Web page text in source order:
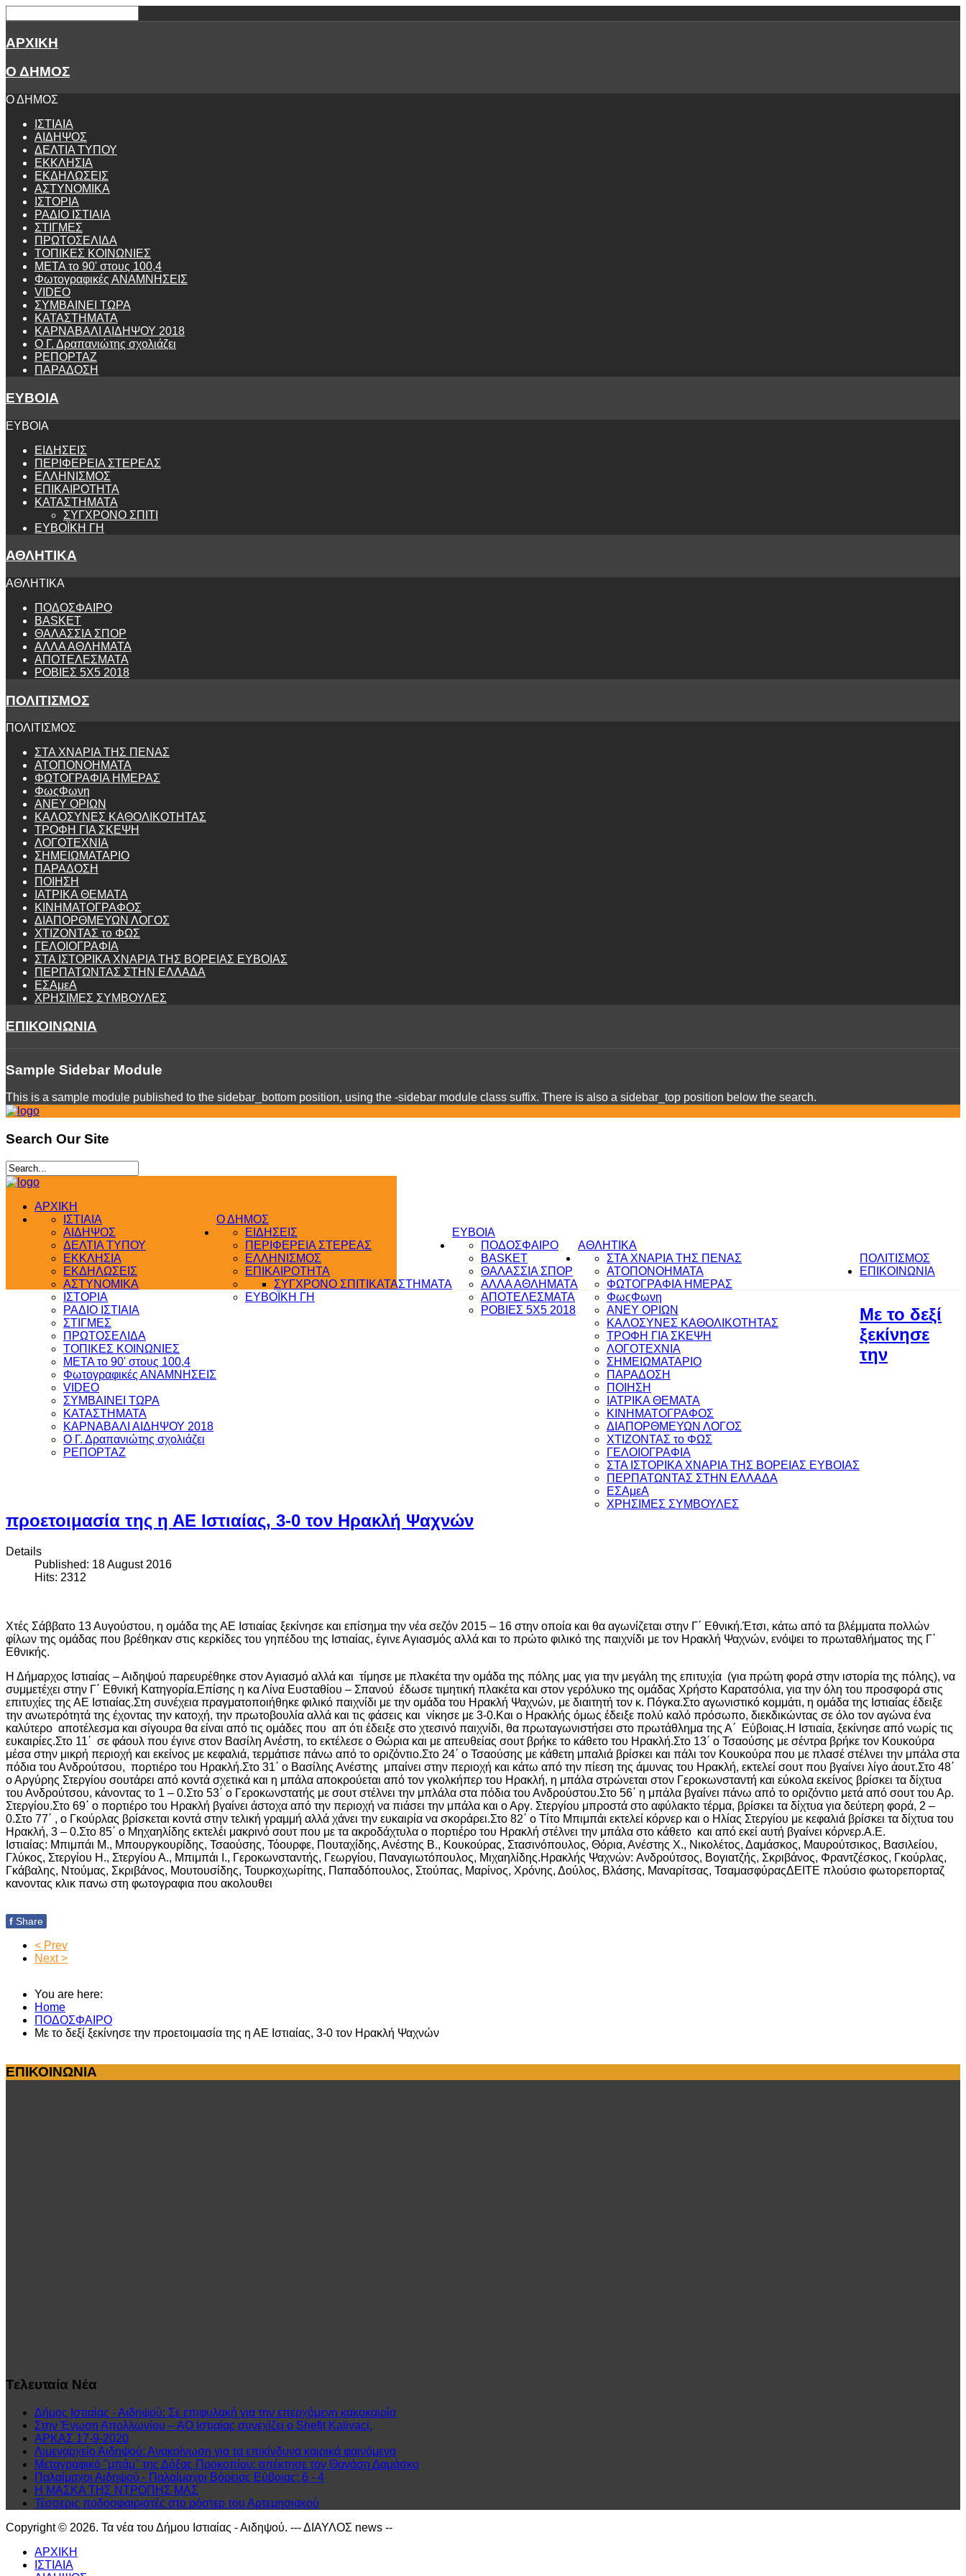
ΑΡΧΙΚΗ
Ο ΔΗΜΟΣ
Ο ΔΗΜΟΣ
ΙΣΤΙΑΙΑ
ΑΙΔΗΨΟΣ
ΔΕΛΤΙΑ ΤΥΠΟΥ
ΕΚΚΛΗΣΙΑ
ΕΚΔΗΛΩΣΕΙΣ
ΑΣΤΥΝΟΜΙΚΑ
ΙΣΤΟΡΙΑ
ΡΑΔΙΟ ΙΣΤΙΑΙΑ
ΣΤΙΓΜΕΣ
ΠΡΩΤΟΣΕΛΙΔΑ
ΤΟΠΙΚΕΣ ΚΟΙΝΩΝΙΕΣ
ΜΕΤΑ το 90' στους 100,4
Φωτογραφικές ΑΝΑΜΝΗΣΕΙΣ
VIDEO
ΣΥΜΒΑΙΝΕΙ ΤΩΡΑ
ΚΑΤΑΣΤΗΜΑΤΑ
ΚΑΡΝΑΒΑΛΙ ΑΙΔΗΨΟΥ 2018
Ο Γ. Δραπανιώτης σχολιάζει
ΡΕΠΟΡΤΑΖ
ΠΑΡΑΔΟΣΗ
ΕΥΒΟΙΑ
ΕΥΒΟΙΑ
ΕΙΔΗΣΕΙΣ
ΠΕΡΙΦΕΡΕΙΑ ΣΤΕΡΕΑΣ
ΕΛΛΗΝΙΣΜΟΣ
ΕΠΙΚΑΙΡΟΤΗΤΑ
ΚΑΤΑΣΤΗΜΑΤΑ
ΣΥΓΧΡΟΝΟ ΣΠΙΤΙ
ΕΥΒΟΪΚΗ ΓΗ
ΑΘΛΗΤΙΚΑ
ΑΘΛΗΤΙΚΑ
ΠΟΔΟΣΦΑΙΡΟ
BASKET
ΘΑΛΑΣΣΙΑ ΣΠΟΡ
ΑΛΛΑ ΑΘΛΗΜΑΤΑ
ΑΠΟΤΕΛΕΣΜΑΤΑ
ΡΟΒΙΕΣ 5Χ5 2018
ΠΟΛΙΤΙΣΜΟΣ
ΠΟΛΙΤΙΣΜΟΣ
ΣΤΑ ΧΝΑΡΙΑ ΤΗΣ ΠΕΝΑΣ
ΑΤΟΠΟΝΟΗΜΑΤΑ
ΦΩΤΟΓΡΑΦΙΑ ΗΜΕΡΑΣ
ΦωςΦωνη
ANEY ΟΡΙΩΝ
ΚΑΛΟΣΥΝΕΣ ΚΑΘΟΛΙΚΟΤΗΤΑΣ
ΤΡΟΦΗ ΓΙΑ ΣΚΕΨΗ
ΛΟΓΟΤΕΧΝΙΑ
ΣΗΜΕΙΩΜΑΤΑΡΙΟ
ΠΑΡΑΔΟΣΗ
ΠΟΙΗΣΗ
ΙΑΤΡΙΚΑ ΘΕΜΑΤΑ
ΚΙΝΗΜΑΤΟΓΡΑΦΟΣ
ΔΙΑΠΟΡΘΜΕΥΩΝ ΛΟΓΟΣ
ΧΤΙΖΟΝΤΑΣ το ΦΩΣ
ΓΕΛΟΙΟΓΡΑΦΙΑ
ΣΤΑ ΙΣΤΟΡΙΚΑ ΧΝΑΡΙΑ ΤΗΣ ΒΟΡΕΙΑΣ ΕΥΒΟΙΑΣ
ΠΕΡΠΑΤΩΝΤΑΣ ΣΤΗΝ ΕΛΛΑΔΑ
ΕΣΑμεΑ
ΧΡΗΣΙΜΕΣ ΣΥΜΒΟΥΛΕΣ
ΕΠΙΚΟΙΝΩΝΙΑ
Sample Sidebar Module
This is a sample module published to the sidebar_bottom position, using the -sidebar module class suffix. There is also a sidebar_top position below the search.
Search Our Site
ΑΡΧΙΚΗ
Ο ΔΗΜΟΣ
ΙΣΤΙΑΙΑ
ΑΙΔΗΨΟΣ
ΔΕΛΤΙΑ ΤΥΠΟΥ
ΕΚΚΛΗΣΙΑ
ΕΚΔΗΛΩΣΕΙΣ
ΑΣΤΥΝΟΜΙΚΑ
ΙΣΤΟΡΙΑ
ΡΑΔΙΟ ΙΣΤΙΑΙΑ
ΣΤΙΓΜΕΣ
ΠΡΩΤΟΣΕΛΙΔΑ
ΤΟΠΙΚΕΣ ΚΟΙΝΩΝΙΕΣ
ΜΕΤΑ το 90' στους 100,4
Φωτογραφικές ΑΝΑΜΝΗΣΕΙΣ
VIDEO
ΣΥΜΒΑΙΝΕΙ ΤΩΡΑ
ΚΑΤΑΣΤΗΜΑΤΑ
ΚΑΡΝΑΒΑΛΙ ΑΙΔΗΨΟΥ 2018
Ο Γ. Δραπανιώτης σχολιάζει
ΡΕΠΟΡΤΑΖ
ΕΥΒΟΙΑ
ΕΙΔΗΣΕΙΣ
ΠΕΡΙΦΕΡΕΙΑ ΣΤΕΡΕΑΣ
ΕΛΛΗΝΙΣΜΟΣ
ΕΠΙΚΑΙΡΟΤΗΤΑ
ΚΑΤΑΣΤΗΜΑΤΑ
ΣΥΓΧΡΟΝΟ ΣΠΙΤΙ
ΕΥΒΟΪΚΗ ΓΗ
ΑΘΛΗΤΙΚΑ
ΠΟΔΟΣΦΑΙΡΟ
BASKET
ΘΑΛΑΣΣΙΑ ΣΠΟΡ
ΑΛΛΑ ΑΘΛΗΜΑΤΑ
ΑΠΟΤΕΛΕΣΜΑΤΑ
ΡΟΒΙΕΣ 5Χ5 2018
ΠΟΛΙΤΙΣΜΟΣ
ΣΤΑ ΧΝΑΡΙΑ ΤΗΣ ΠΕΝΑΣ
ΑΤΟΠΟΝΟΗΜΑΤΑ
ΦΩΤΟΓΡΑΦΙΑ ΗΜΕΡΑΣ
ΦωςΦωνη
ANEY ΟΡΙΩΝ
ΚΑΛΟΣΥΝΕΣ ΚΑΘΟΛΙΚΟΤΗΤΑΣ
ΤΡΟΦΗ ΓΙΑ ΣΚΕΨΗ
ΛΟΓΟΤΕΧΝΙΑ
ΣΗΜΕΙΩΜΑΤΑΡΙΟ
ΠΑΡΑΔΟΣΗ
ΠΟΙΗΣΗ
ΙΑΤΡΙΚΑ ΘΕΜΑΤΑ
ΚΙΝΗΜΑΤΟΓΡΑΦΟΣ
ΔΙΑΠΟΡΘΜΕΥΩΝ ΛΟΓΟΣ
ΧΤΙΖΟΝΤΑΣ το ΦΩΣ
ΓΕΛΟΙΟΓΡΑΦΙΑ
ΣΤΑ ΙΣΤΟΡΙΚΑ ΧΝΑΡΙΑ ΤΗΣ ΒΟΡΕΙΑΣ ΕΥΒΟΙΑΣ
ΠΕΡΠΑΤΩΝΤΑΣ ΣΤΗΝ ΕΛΛΑΔΑ
ΕΣΑμεΑ
ΧΡΗΣΙΜΕΣ ΣΥΜΒΟΥΛΕΣ
ΕΠΙΚΟΙΝΩΝΙΑ
Με το δεξί
ξεκίνησε
την
προετοιμασία της η ΑΕ Ιστιαίας, 3-0 τον Ηρακλή Ψαχνών
Details
Published: 18 August 2016
Hits: 2312
Χτές Σάββατο 13 Αυγούστου, η ομάδα της ΑΕ Ιστιαίας ξεκίνησε και επίσημα την νέα σεζόν 2015 – 16 στην οποία και θα αγωνίζεται στην Γ΄ Εθνική.Έτσι, κάτω από τα βλέμματα πολλών
φίλων της ομάδας που βρέθηκαν στις κερκίδες του γηπέδου της Ιστιαίας, έγινε Αγιασμός αλλά και το πρώτο φιλικό της παιχνίδι με τον Ηρακλή Ψαχνών, ενόψει το πρωταθλήματος της Γ΄
Εθνικής.
Η Δήμαρχος Ιστιαίας – Αιδηψού παρευρέθηκε στον Αγιασμό αλλά και τίμησε με πλακέτα την ομάδα της πόλης μας για την μεγάλη της επιτυχία (για πρώτη φορά στην ιστορία της πόλης), να
συμμετέχει στην Γ΄ Εθνική Κατηγορία.Επίσης η κα Λίνα Ευσταθίου – Σπανού έδωσε τιμητική πλακέτα και στον γερόλυκο της ομάδας Χρήστο Καρατσόλια, για την όλη του προσφορά στις
επιτυχίες της ΑΕ Ιστιαίας.Στη συνέχεια πραγματοποιήθηκε φιλικό παιχνίδι με την ομάδα του Ηρακλή Ψαχνών, με διαιτητή τον κ. Πόγκα.Στο αγωνιστικό κομμάτι, η ομάδα της Ιστιαίας έδειξε
την ανωτερότητά της έχοντας την κατοχή, την πρωτοβουλία αλλά και τις φάσεις και νίκησε με 3-0.Και ο Ηρακλής όμως έδειξε πολύ καλό πρόσωπο, διεκδικώντας σε όλο τον αγώνα ένα
καλύτερο αποτέλεσμα και σίγουρα θα είναι από τις ομάδες που απ ότι έδειξε στο χτεσινό παιχνίδι, θα πρωταγωνιστήσει στο πρωτάθλημα της Α΄ Εύβοιας.Η Ιστιαία, ξεκίνησε από νωρίς τις
ευκαιρίες.Στο 11΄ σε φάουλ που έγινε στον Βασίλη Ανέστη, το εκτέλεσε ο Θώρια και με απευθείας σουτ βρήκε το κάθετο του Ηρακλή.Στο 13΄ ο Τσαούσης με σέντρα βρήκε τον Κουκούρα
μέσα στην μικρή περιοχή και εκείνος με κεφαλιά, τερμάτισε πάνω από το οριζόντιο.Στο 24΄ ο Τσαούσης με κάθετη μπαλιά βρίσκει και πάλι τον Κουκούρα που με πλασέ στέλνει την μπάλα στα
πόδια του Ανδρούτσου, πορτιέρο του Ηρακλή.Στο 31΄ ο Βασίλης Ανέστης μπαίνει στην περιοχή και κάτω από την πίεση της άμυνας του Ηρακλή, εκτελεί σουτ που βγαίνει λίγο άουτ.Στο 48΄
ο Αργύρης Στεργίου σουτάρει από κοντά σχετικά και η μπάλα αποκρούεται από τον γκολκήπερ του Ηρακλή, η μπάλα στρώνεται στον Γεροκωνσταντή και εύκολα εκείνος βρίσκει τα δίχτυα
του Ανδρούτσου, κάνοντας το 1 – 0.Στο 53΄ ο Γεροκωνστατής με σουτ στέλνει την μπλάλα στα πόδια του Ανδρούστου.Στο 56΄ η μπάλα βγαίνει πάνω από το οριζόντιο μετά από σουτ του Αρ.
Στεργίου.Στο 69΄ ο πορτιέρο του Ηρακλή βγαίνει άστοχα από την περιοχή να πιάσει την μπάλα και ο Αργ. Στεργίου μπροστά στο αφύλακτο τέρμα, βρίσκει τα δίχτυα για δεύτερη φορά, 2 –
0.Στο 77΄ , ο Γκούρλας βρίσκεται κοντά στην τελική γραμμή αλλά χάνει την ευκαιρία να σκοράρει.Στο 82΄ ο Τίτο Μπιμπάι εκτελεί κόρνερ και ο Ηλίας Στεργίου με κεφαλιά βρίσκει τα δίχτυα του
Ηρακλή, 3 – 0.Στο 85΄ ο Μηχαηλίδης εκτελέι μακρινό σουτ που με τα ακροδάχτυλα ο πορτιέρο του Ηρακλή στέλνει την μπάλα στο κάθετο και από εκεί αυτή βγαίνει κόρνερ.Α.Ε.
Ιστιαίας: Μπιμπάι Μ., Μπουργκουρίδης, Τσαούσης, Τόουρφε, Πουταχίδης, Ανέστης Β., Κουκούρας, Στασινόπουλος, Θόρια, Ανέστης Χ., Νικολέτος, Δαμάσκος, Μαυρούτσικος, Βασιλείου,
Γλύκος, Στεργίου Η., Στεργίου Α., Μπιμπάι Ι., Γεροκωνσταντής, Γεωργίου, Παναγιωτόπουλος, Μιχαηλίδης.Ηρακλής Ψαχνών: Ανδρούτσος, Βογιατζής, Σκριβάνος, Φραντζέσκος, Γκούρλας,
Γκάβαλης, Ντούμας, Σκριβάνος, Μουτουσίδης, Τουρκοχωρίτης, Παπαδόπουλος, Στούπας, Μαρίνος, Χρόνης, Δούλος, Βλάσης, Μαναρίτσας, ΤσαμασφύραςΔΕΙΤΕ πλούσιο φωτορεπορταζ
κανοντας κλικ πανω στη φωτογραφια που ακολουθει
f Share
< Prev
Next >
You are here:
Home
ΠΟΔΟΣΦΑΙΡΟ
Με το δεξί ξεκίνησε την προετοιμασία της η ΑΕ Ιστιαίας, 3-0 τον Ηρακλή Ψαχνών
ΕΠΙΚΟΙΝΩΝΙΑ
Τελευταία Νέα
Δήμος Ιστιαίας - Αιδηψού: Σε επιφυλακή για την επερχόμενη κακοκαιρία
Στην Ένωση Απολλωνίου – ΑΟ Ιστιαίας συνεχίζει ο Shefit Kalivaci.
ΑΡΚΑΣ 17-9-2020
Λιμεναρχείο Αιδηψού: Ανακοίνωση για τα επικίνδυνα καιρικά φαινόμενα
Μεταγραφικό "μπάμ" της Δόξας Προκοπίου: απέκτησε τον Θανάση Δαμάσκο
Παλαίμαχοι Αιδηψού - Παλαίμαχοι Βόρειας Εύβοιας: 6 - 4
Η ΜΑΣΚΑ ΤΗΣ ΝΤΡΟΠΗΣ ΜΑΣ
Τέσσερις ποδοσφαιριστές στο ρόστερ του Αρτεμησιακού
Copyright © 2026. Τα νέα του Δήμου Ιστιαίας - Αιδηψού. --- ΔΙΑΥΛΟΣ news --
ΑΡΧΙΚΗ
ΙΣΤΙΑΙΑ